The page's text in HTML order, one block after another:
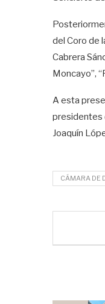
del Coro de
Cabrera
Moncayo”,
A esta
presidentes
Joaquín
CÁMARA DE